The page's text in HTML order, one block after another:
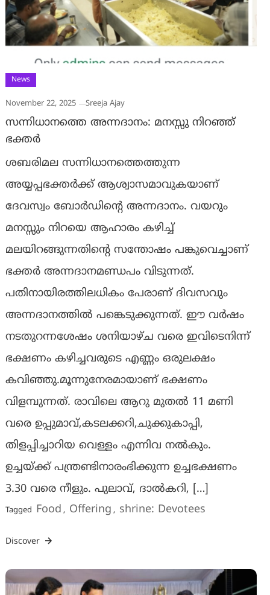
News
November 22, 2025 Sreeja Ajay
സന്നിധാനത്തെ അന്നദാനം: മനസ്സു നിറഞ്ഞ്
ഭക്തര്‍
ശബരിമല സന്നിധാനത്തെത്തുന്ന
അയ്യപ്പഭക്തര്‍ക്ക് ആശ്വാസമാവുകയാണ്
ദേവസ്വം ബോര്‍ഡിന്റെ അന്നദാനം. വയറും
മനസ്സും നിറയെ ആഹാരം കഴിച്ച്
മലയിറങ്ങുന്നതിന്റെ സന്തോഷം പങ്കുവെച്ചാണ്
ഭക്തര്‍ അന്നദാനമണ്ഡപം വിടുന്നത്.
പതിനായിരത്തിലധികം പേരാണ് ദിവസവും
അന്നദാനത്തില്‍ പങ്കെടുക്കുന്നത്. ഈ വര്‍ഷം
നടതുറന്നശേഷം ശനിയാഴ്ച വരെ ഇവിടെനിന്ന്
ഭക്ഷണം കഴിച്ചവരുടെ എണ്ണം ഒരുലക്ഷം
കവിഞ്ഞു.മൂന്നുനേരമായാണ് ഭക്ഷണം
വിളമ്പുന്നത്. രാവിലെ ആറു മുതല്‍ 11 മണി
വരെ ഉപ്പുമാവ്,കടലക്കറി,ചുക്കുകാപ്പി,
തിളപ്പിച്ചാറിയ വെള്ളം എന്നിവ നല്‍കും.
ഉച്ചയ്ക്ക് പന്ത്രണ്ടിനാരംഭിക്കുന്ന ഉച്ചഭക്ഷണം
3.30 വരെ നീളും. പുലാവ്, ദാല്‍കറി, […]
Tagged Food , Offering , shrine: Devotees
Discover